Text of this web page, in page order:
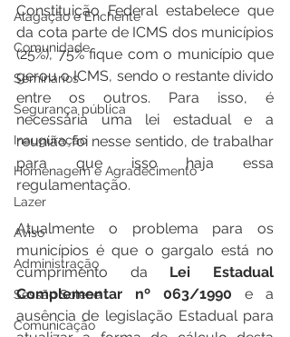
Alagação e Enchente
Comunidade
Seminários
Segurança pública
Inauguração
Homenagem e Agradecimento
Lazer
Aviso
Administração
Sessão Solene
Comunicação
Constituição Federal estabelece que
da cota parte de ICMS dos municípios
(25%), 75% fique com o município que
gerou o ICMS, sendo o restante divido
entre os outros. Para isso, é
necessária uma lei estadual e a
reunião foi nesse sentido, de trabalhar
para que isso haja essa
regulamentação.
Atualmente o problema para os
municípios é que o gargalo está no
cumprimento da Lei Estadual
Complementar nº 063/1990 e a
ausência de legislação Estadual para